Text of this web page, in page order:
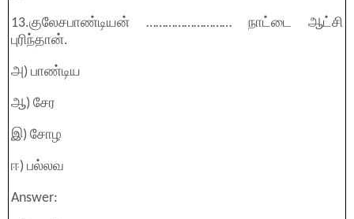
13.குலேசபாண்டியன் ……………………… நாட்டை ஆட்சி
புரிந்தான்.
அ) பாண்டிய
ஆ) சேர
இ) சோழ
ஈ) பல்லவ
Answer: